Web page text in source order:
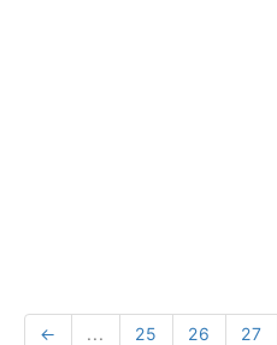
← ... 25 26 27